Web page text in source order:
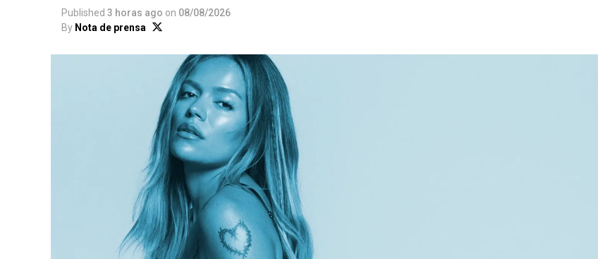
Published 3 horas ago on 08/08/2026
By Nota de prensa